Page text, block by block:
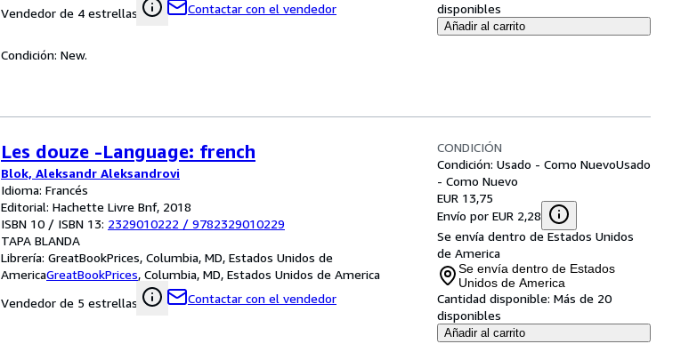
Vendedor de 4 estrellas
Contactar con el vendedor
disponibles
Añadir al carrito
Condición: New.
Les douze -Language: french
Blok, Aleksandr Aleksandrovi
Idioma: Francés
Editorial: Hachette Livre Bnf, 2018
ISBN 10 / ISBN 13: 2329010222 / 9782329010229
TAPA BLANDA
Librería: GreatBookPrices, Columbia, MD, Estados Unidos de
AmericaGreatBookPrices, Columbia, MD, Estados Unidos de America
Vendedor de 5 estrellas
Contactar con el vendedor
CONDICIÓN
Condición: Usado - Como NuevoUsado
- Como Nuevo
EUR 13,75
Envío por EUR 2,28
Se envía dentro de Estados Unidos
de America
Se envía dentro de Estados
Unidos de America
Cantidad disponible: Más de 20
disponibles
Añadir al carrito